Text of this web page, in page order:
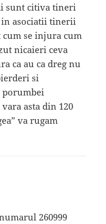
sunt citiva tineri
in asociatii tinerii
se injura cum
nicaieri ceva
ca au ca dreg nu
si
porumbei
asta din 120
va rugam
260999